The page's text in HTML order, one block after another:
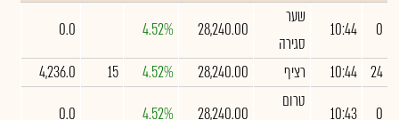
0
10:44
שער
סגירה
28,240.00
4.52%
0.0
24
10:44 רציף 28,240.00
4.52%
15
4,236.0
0
10:43
טרום
28,240.00
4.52%
0.0